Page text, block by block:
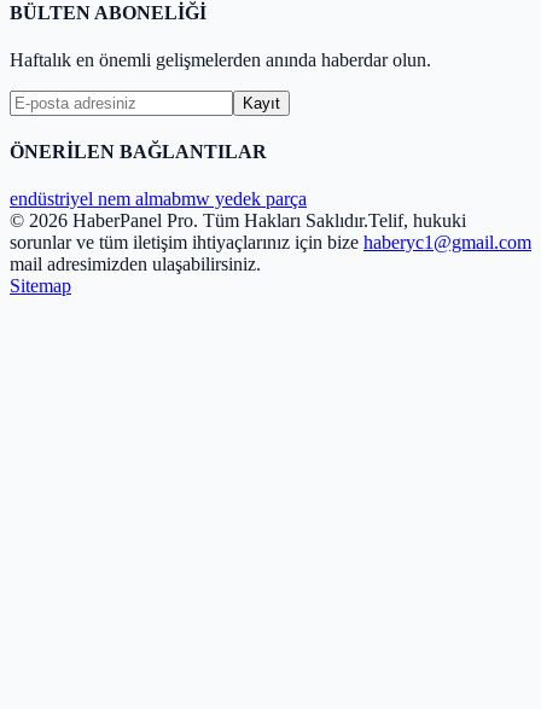
BÜLTEN ABONELİĞİ
Haftalık en önemli gelişmelerden anında haberdar olun.
Kayıt
ÖNERİLEN BAĞLANTILAR
endüstriyel nem almabmw yedek parça
© 2026 HaberPanel Pro. Tüm Hakları Saklıdır.Telif, hukuki
sorunlar ve tüm iletişim ihtiyaçlarınız için bize haberyc1@gmail.com
mail adresimizden ulaşabilirsiniz.
Sitemap